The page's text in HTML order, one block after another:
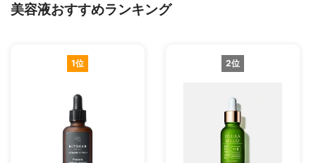
美容液おすすめランキング
1位 2位